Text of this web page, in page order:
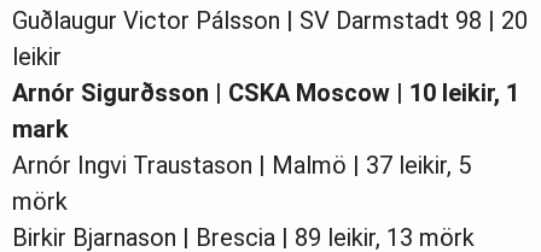
Guðlaugur Victor Pálsson | SV Darmstadt 98 | 20
leikir
Arnór Sigurðsson | CSKA Moscow | 10 leikir, 1
mark
Arnór Ingvi Traustason | Malmö | 37 leikir, 5
mörk
Birkir Bjarnason | Brescia | 89 leikir, 13 mörk